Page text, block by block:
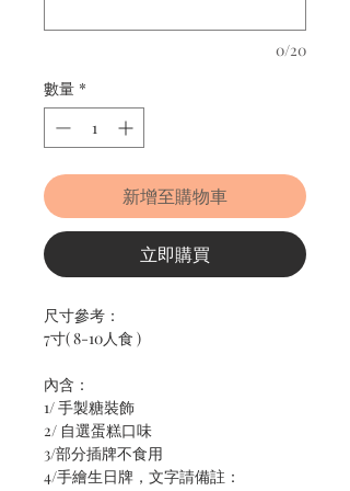
0/20
數量 *
新增至購物車
立即購買
尺寸參考：
7寸( 8-10人食 )
內含：
1/ 手製糖裝飾
2/ 自選蛋糕口味
3/部分插牌不食用
4/手繪生日牌，文字請備註：